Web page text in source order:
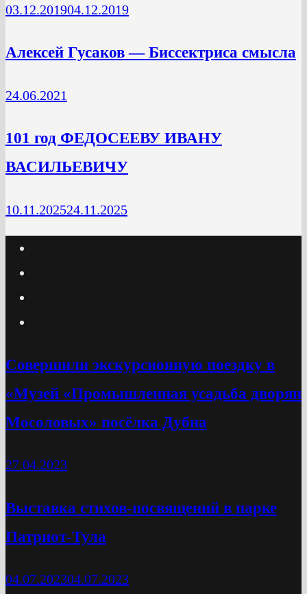
03.12.201904.12.2019
Алексей Гусаков — Биссектриса смысла
24.06.2021
101 год ФЕДОСЕЕВУ ИВАНУ
ВАСИЛЬЕВИЧУ
10.11.202524.11.2025
Cовершили экскурсионную поездку в
«Музей «Промышленная усадьба дворян
Мосоловых» посёлка Дубна
27.04.2023
Выставка стихов-посвящений в парке
Патриот-Тула
04.07.202304.07.2023